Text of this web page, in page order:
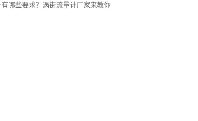
哪些要求？涡街流量计厂家来教你